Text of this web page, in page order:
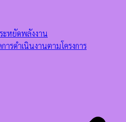
ะหยัดพลังงาน
ารดำเนินงานตามโครงการ